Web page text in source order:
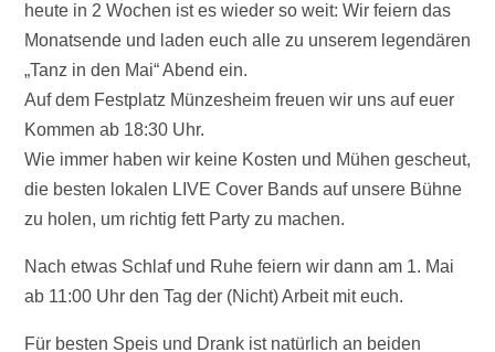
heute in 2 Wochen ist es wieder so weit: Wir feiern das
Monatsende und laden euch alle zu unserem legendären
„Tanz in den Mai“ Abend ein.
Auf dem Festplatz Münzesheim freuen wir uns auf euer
Kommen ab 18:30 Uhr.
Wie immer haben wir keine Kosten und Mühen gescheut,
die besten lokalen LIVE Cover Bands auf unsere Bühne
zu holen, um richtig fett Party zu machen.
Nach etwas Schlaf und Ruhe feiern wir dann am 1. Mai
ab 11:00 Uhr den Tag der (Nicht) Arbeit mit euch.
Für besten Speis und Drank ist natürlich an beiden